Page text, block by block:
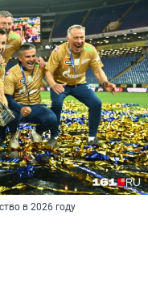
в 2026 году